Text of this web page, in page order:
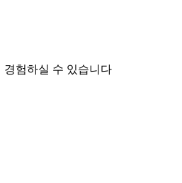
험하실 수 있습니다